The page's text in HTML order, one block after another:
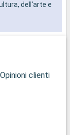
dell'arte e
Opinioni clienti